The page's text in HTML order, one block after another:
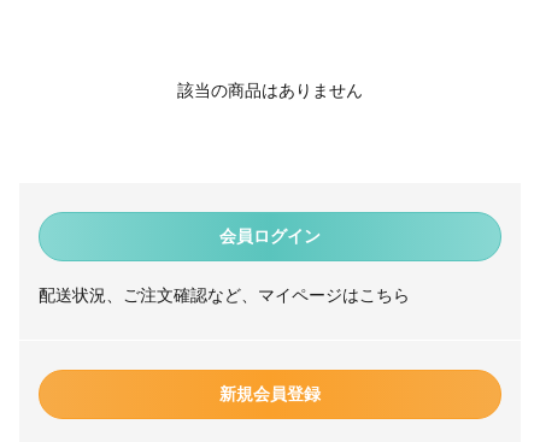
会員ログイン
配送状況、ご注文確認など、マイページはこちら
新規会員登録
該当の商品はありません